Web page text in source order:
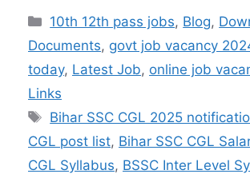
at
s
A
p
p
e
gr
a
p
y
Li
k
c
e
b
o
k
a
p
c
at
itt
er
Categories
10th 12th pass jobs, Blog,
Documents, govt job vacancy
today, Latest Job, online job
Links
Tags
Bihar SSC CGL 2025
CGL post list, Bihar SSC CGL
CGL Syllabus, BSSC Inter Level